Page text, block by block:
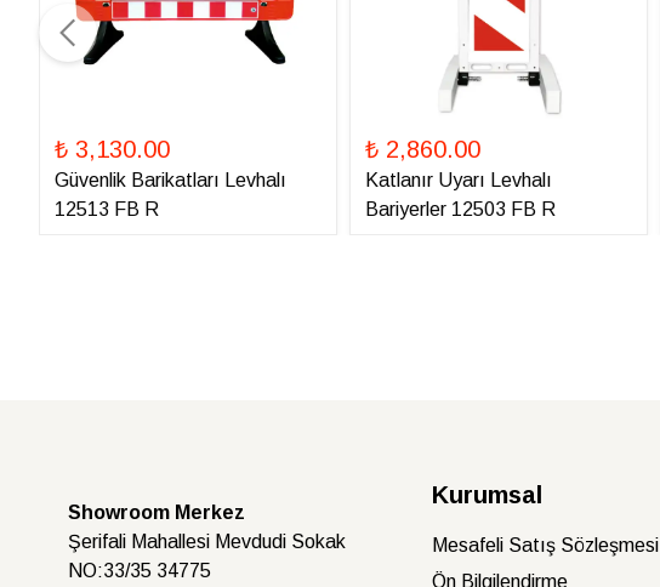
₺ 3,130.00
Güvenlik Barikatları Levhalı
12513 FB R
₺ 2,860.00
Katlanır Uyarı Levhalı
Bariyerler 12503 FB R
Showroom Merkez
Şerifali Mahallesi Mevdudi Sokak
NO:33/35 34775
Kurumsal
Mesafeli Satış Sözleşmesi
Ön Bilgilendirme